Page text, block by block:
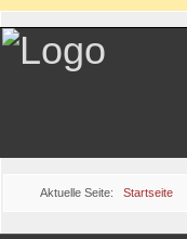
Aktuelle Seite: Startseite